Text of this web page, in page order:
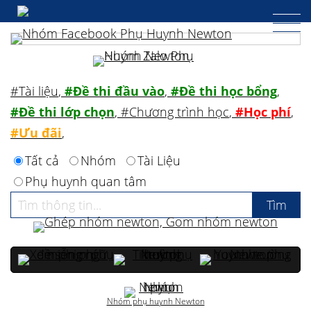
#Tài liệu, #Đề thi đầu vào, #Đề thi học bổng,
#Đề thi lớp chọn, #Chương trình học, #Học phí,
#Ưu đãi,
Tất cả
Nhóm
Tài Liệu
Phụ huynh quan tâm
Nhóm phụ huynh Newton